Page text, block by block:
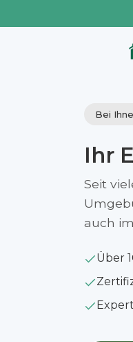
Bei
Ihr
Seit
auch
Über